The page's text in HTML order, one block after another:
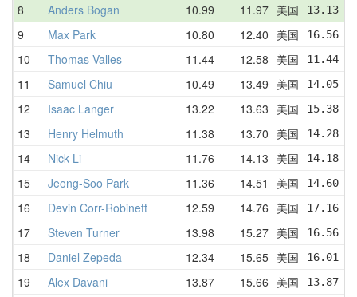
8 Anders Bogan 10.99 11.97 美国 13.13
9 Max Park 10.80 12.40 美国 16.56
10 Thomas Valles 11.44 12.58 美国 11.44
11 Samuel Chiu 10.49 13.49 美国 14.05
12 Isaac Langer 13.22 13.63 美国 15.38
13 Henry Helmuth 11.38 13.70 美国 14.28
14 Nick Li 11.76 14.13 美国 14.18
15 Jeong-Soo Park 11.36 14.51 美国 14.60
16 Devin Corr-Robinett 12.59 14.76 美国 17.16
17 Steven Turner 13.98 15.27 美国 16.56
18 Daniel Zepeda 12.34 15.65 美国 16.01
19 Alex Davani 13.87 15.66 美国 13.87